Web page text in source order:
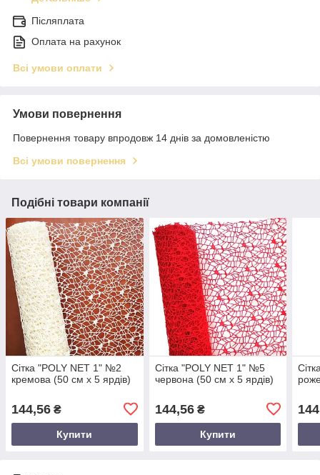
Післяплата
Оплата на рахунок
Всі умови оплати
Умови повернення
Повернення товару впродовж 14 днів за домовленістю
Всі умови повернення
Подібні товари компанії
Сітка "POLY NET 1" №2
кремова (50 см х 5 ярдів)
144,56 ₴
Купити
Сітка "POLY NET 1" №5
червона (50 см х 5 ярдів)
144,56₴
Купити